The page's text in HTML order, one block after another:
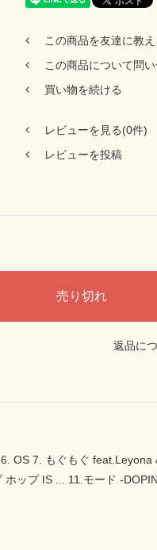
この商品を友達に教え
この商品について問
買い物を続ける
レビューを見る(0件)
レビューを投稿
返品に
OS 7. もぐもぐ
ップ IS ... 11.モード -